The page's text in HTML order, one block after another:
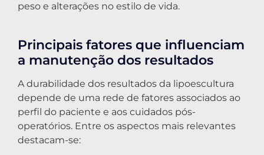
peso e alterações no estilo de vida.
Principais fatores que influenciam
a manutenção dos resultados
A durabilidade dos resultados da lipoescultura
depende de uma rede de fatores associados ao
perfil do paciente e aos cuidados pós-
operatórios. Entre os aspectos mais relevantes
destacam-se: